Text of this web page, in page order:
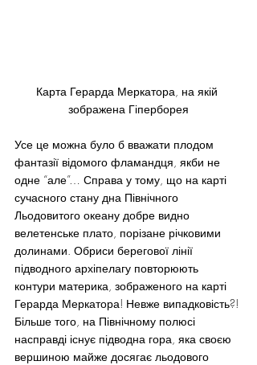
Карта Герарда Меркатора, на якій
зображена Гіперборея
Усе це можна було б вважати плодом
фантазії відомого фламандця, якби не
одне “але”… Справа у тому, що на карті
сучасного стану дна Північного
Льодовитого океану добре видно
велетенське плато, порізане річковими
долинами. Обриси берегової лінії
підводного архіпелагу повторюють
контури материка, зображеного на карті
Герарда Меркатора! Невже випадковість?!
Більше того, на Північному полюсі
насправді існує підводна гора, яка своєю
вершиною майже досягає льодового